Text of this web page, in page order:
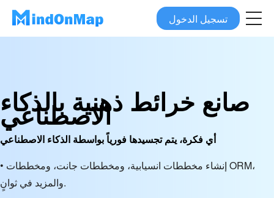
تسجيل الدخول
صانع خرائط ذهنية بالذكاء
الاصطناعي
أي فكرة، يتم تجسيدها فورياً بواسطة الذكاء الاصطناعي
• إنشاء مخططات انسيابية، ومخططات جانت، ومخططات ORM،
والمزيد في ثوانٍ.